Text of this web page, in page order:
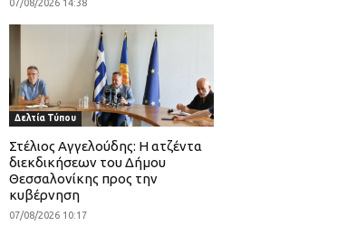
07/08/2026 14:38
Δελτία Τύπου
Στέλιος Αγγελούδης: Η ατζέντα
διεκδικήσεων του Δήμου
Θεσσαλονίκης προς την
κυβέρνηση
07/08/2026 10:17